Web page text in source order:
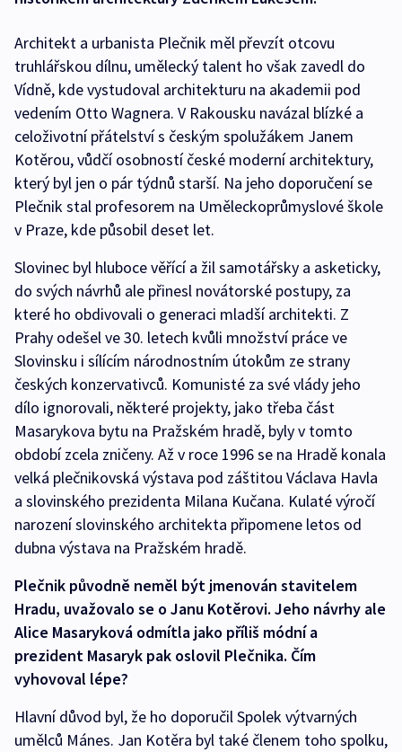
Architekt a urbanista Plečnik měl převzít otcovu
truhlářskou dílnu, umělecký talent ho však zavedl do
Vídně, kde vystudoval architekturu na akademii pod
vedením Otto Wagnera. V Rakousku navázal blízké a
celoživotní přátelství s českým spolužákem Janem
Kotěrou, vůdčí osobností české moderní architektury,
který byl jen o pár týdnů starší. Na jeho doporučení se
Plečnik stal profesorem na Uměleckoprůmyslové škole
v Praze, kde působil deset let.
Slovinec byl hluboce věřící a žil samotářsky a asketicky,
do svých návrhů ale přinesl novátorské postupy, za
které ho obdivovali o generaci mladší architekti. Z
Prahy odešel ve 30. letech kvůli množství práce ve
Slovinsku i sílícím národnostním útokům ze strany
českých konzervativců. Komunisté za své vlády jeho
dílo ignorovali, některé projekty, jako třeba část
Masarykova bytu na Pražském hradě, byly v tomto
období zcela zničeny. Až v roce 1996 se na Hradě konala
velká plečnikovská výstava pod záštitou Václava Havla
a slovinského prezidenta Milana Kučana. Kulaté výročí
narození slovinského architekta připomene letos od
dubna výstava na Pražském hradě.
Plečnik původně neměl být jmenován stavitelem
Hradu, uvažovalo se o Janu Kotěrovi. Jeho návrhy ale
Alice Masaryková odmítla jako příliš módní a
prezident Masaryk pak oslovil Plečnika. Čím
vyhovoval lépe?
Hlavní důvod byl, že ho doporučil Spolek výtvarných
umělců Mánes. Jan Kotěra byl také členem toho spolku,